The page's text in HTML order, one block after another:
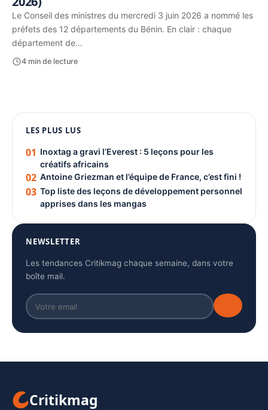
Le Conseil des ministres du mercredi 3 juin 2026 a nommé les
préfets des 12 départements du Bénin. En clair : chaque
département de…
4 min de lecture
PUBLICITÉ
LES PLUS LUS
01 Inoxtag a gravi l’Everest : 5 leçons pour les
créatifs africains
02 Antoine Griezman et l’équipe de France, c’est fini !
03 Top liste des leçons de développement personnel
apprises dans les mangas
NEWSLETTER
Les tendances Critikmag chaque semaine, dans votre
boîte mail.
Critikmag